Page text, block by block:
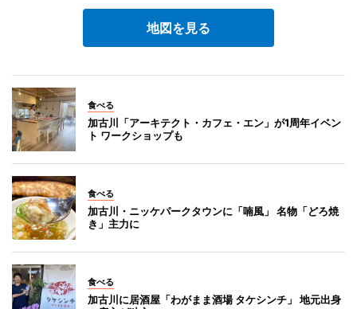
地図を見る
食べる
加古川「アーキテクト・カフェ・エン」が1周年イベン
ト ワークショップも
食べる
加古川・ニッケパークタウンに「喃風」 名物「どろ焼
き」主力に
食べる
加古川に居酒屋「わがまま酒場 タケシンチ」 地元出身